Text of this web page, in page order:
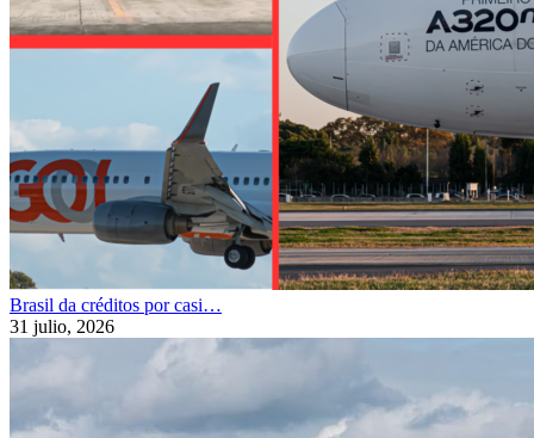
Brasil da créditos por casi…
31 julio, 2026